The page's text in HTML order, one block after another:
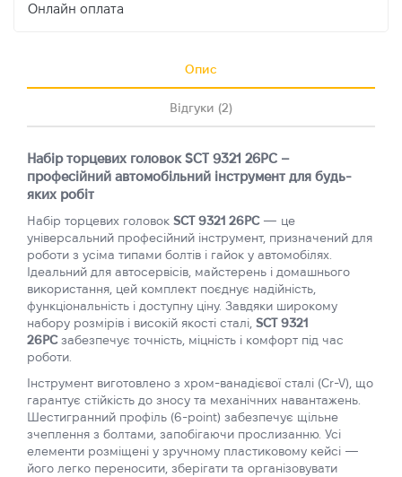
Онлайн оплата
Опис
Відгуки (2)
Набір торцевих головок SCT 9321 26PC –
професійний автомобільний інструмент для будь-
яких робіт
Набір торцевих головок SCT 9321 26PC— це
універсальний професійний інструмент, призначений для
роботи з усіма типами болтів і гайок у автомобілях.
Ідеальний для автосервісів, майстерень і домашнього
використання, цей комплект поєднує надійність,
функціональність і доступну ціну. Завдяки широкому
набору розмірів і високій якості сталі, SCT 9321
26PCзабезпечує точність, міцність і комфорт під час
роботи.
Інструмент виготовлено з хром-ванадієвої сталі (Cr-V), що
гарантує стійкість до зносу та механічних навантажень.
Шестигранний профіль (6-point) забезпечує щільне
зчеплення з болтами, запобігаючи прослизанню. Усі
елементи розміщені у зручному пластиковому кейсі —
його легко переносити, зберігати та організовувати